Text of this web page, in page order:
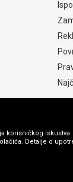
korisničkog
Detalje o